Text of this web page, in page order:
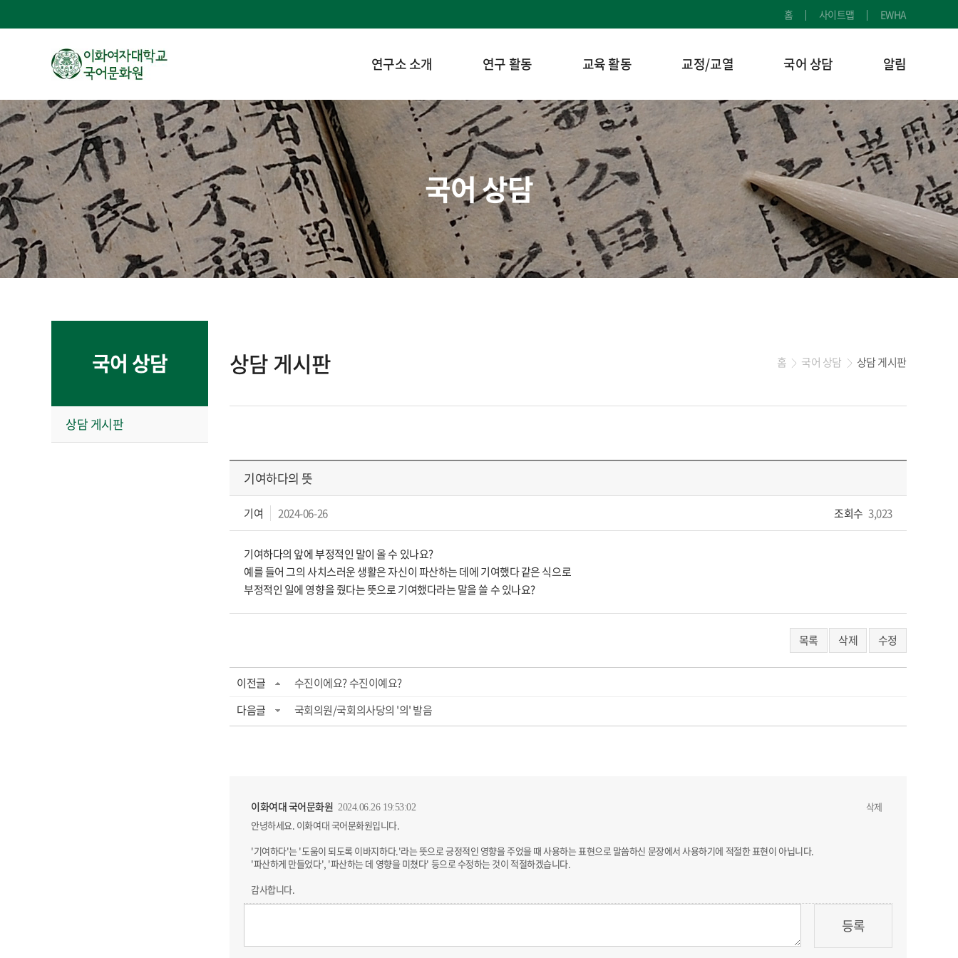
홈 사이트맵 EWHA
연구소 소개 연구 활동 교육 활동 교정/교열 국어 상담 알림
국어 상담
국어 상담
상담 게시판
상담 게시판 홈 > 국어 상담 > 상담 게시판
기여하다의 뜻
기여 2024-06-26 조회수 3,023
기여하다의 앞에 부정적인 말이 올 수 있나요?
예를 들어 그의 사치스러운 생활은 자신이 파산하는 데에 기여했다 같은 식으로
부정적인 일에 영향을 줬다는 뜻으로 기여했다라는 말을 쓸 수 있나요?
목록 삭제 수정
이전글
수진이에요? 수진이예요?
다음글
국회의원/국회의사당의 '의' 발음
이화여대 국어문화원 2024.06.26 19:53:02
안녕하세요. 이화여대 국어문화원입니다.
'기여하다'는 '도움이 되도록 이바지하다.'라는 뜻으로 긍정적인 영향을 주었을 때 사용하는 표현으로 말씀하신 문장에서 사용하기에 적절한 표현이 아닙니다.
'파산하게 만들었다', '파산하는 데 영향을 미쳤다' 등으로 수정하는 것이 적절하겠습니다.
감사합니다.
삭제